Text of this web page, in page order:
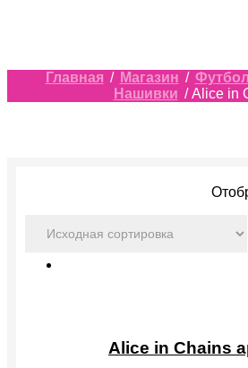
Главная / Магазин /
Нашивки / Alice in
Alice in Chains